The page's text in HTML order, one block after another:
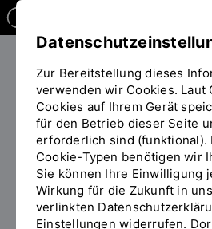
Sie
befinden
sich
auf
der
Seite
Die OTH
Organisation
Rechtliche Grundlagen
International
Zur Bereitstellung dieses
verwenden wir Cookies. Laut
Cookies auf Ihrem Gerät
für den Betrieb dieser Seite
erforderlich sind (funktional).
Cookie-Typen benötigen wir
Sie können Ihre Einwilligung
Wirkung für die Zukunft in
verlinkten
Einstellungen widerrufen.